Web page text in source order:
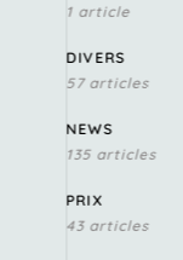
1 article
DIVERS
57 articles
NEWS
135 articles
PRIX
43 articles